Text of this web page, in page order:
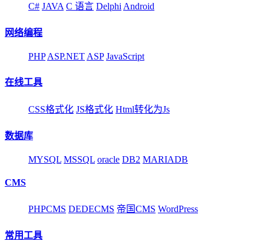
C# JAVA C 语言 Delphi Android
网络编程
PHP ASP.NET ASP JavaScript
在线工具
CSS格式化 JS格式化 Html转化为Js
数据库
MYSQL MSSQL oracle DB2 MARIADB
CMS
PHPCMS DEDECMS 帝国CMS WordPress
常用工具